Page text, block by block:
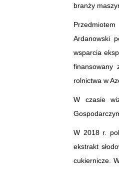
branży
Ardanowski
wsparcia
finansowany
rolnictwa w
W czasie
W 2018 r.
ekstrakt
cukiernicze.